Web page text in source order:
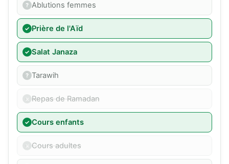
Ablutions femmes
Prière de l'Aïd
Salat Janaza
Tarawih
Repas de Ramadan
Cours enfants
Cours adultes